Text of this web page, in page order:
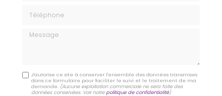
Message
J'autorise ce site à conserver l'ensemble des données transmises
dans ce formulaire pour faciliter le suivi et le traitement de ma
demande. (Aucune exploitation commerciale ne sera faite des
données conservées. Voir notrepolitique de confidentialité)